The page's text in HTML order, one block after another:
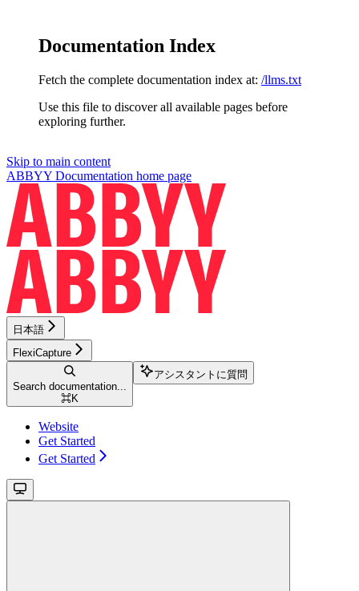
Documentation Index
Fetch the complete documentation index at: /llms.txt
Use this file to discover all available pages before
exploring further.
Skip to main content
ABBYY Documentation home page
日本語
FlexiCapture
Search documentation...
⌘K
アシスタントに質問
Website
Get Started
Get Started